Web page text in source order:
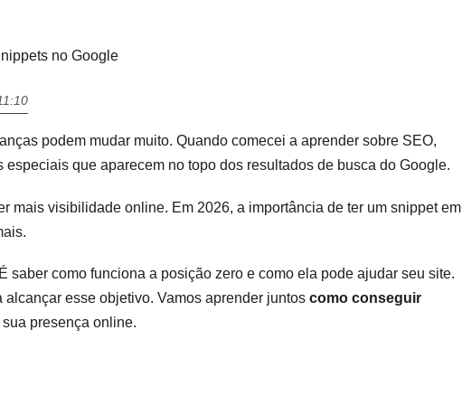
no Google
podem mudar muito. Quando comecei a aprender sobre SEO,
que aparecem no topo dos resultados de busca do Google.
mais visibilidade online. Em 2026, a importância de ter um snippet em
saber como funciona a posição zero e como ela pode ajudar seu site.
esse objetivo. Vamos aprender juntos como conseguir
presença online.